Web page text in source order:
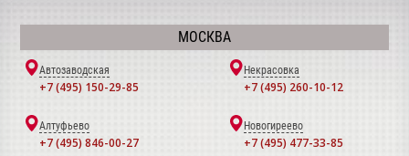
МОСКВА
Автозаводская
+7 (495) 150-29-85
Некрасовка
+7 (495) 260-10-12
Алтуфьево
+7 (495) 846-00-27
Новогиреево
+7 (495) 477-33-85